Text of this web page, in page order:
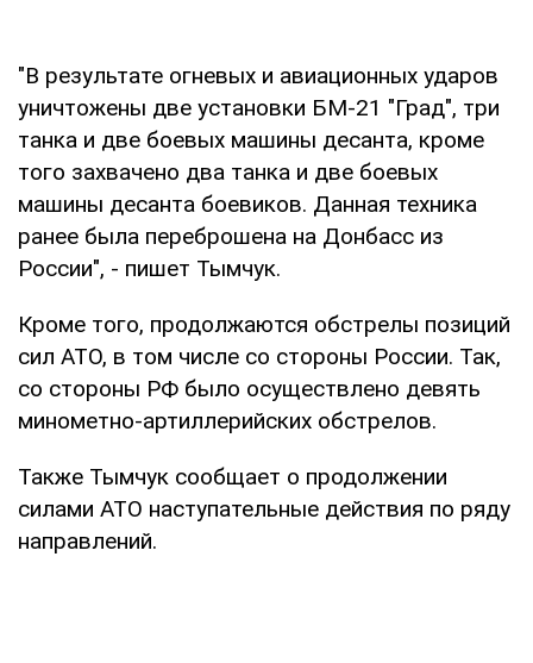
"В результате огневых и авиационных ударов
уничтожены две установки БМ-21 "Град", три
танка и две боевых машины десанта, кроме
того захвачено два танка и две боевых
машины десанта боевиков. Данная техника
ранее была переброшена на Донбасс из
России", - пишет Тымчук.
Кроме того, продолжаются обстрелы позиций
сил АТО, в том числе со стороны России. Так,
со стороны РФ было осуществлено девять
минометно-артиллерийских обстрелов.
Также Тымчук сообщает о продолжении
силами АТО наступательные действия по ряду
направлений.